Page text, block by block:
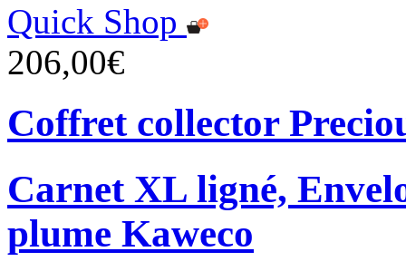
Quick Shop
206,00€
Coffret collector
Carnet XL ligné,
plume Kaweco